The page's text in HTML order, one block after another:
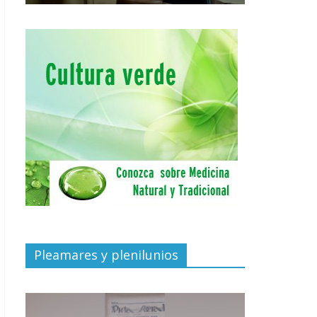
Pleamares y plenilunios